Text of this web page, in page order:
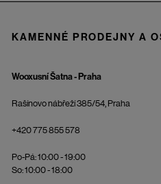
KAMENNÉ PRODEJNY A
Wooxusní Šatna - Praha
Rašínovo nábřeží 385/54, Praha
+420 775 855 578
Po-Pá: 10:00 - 19:00
So: 10:00 - 18:00